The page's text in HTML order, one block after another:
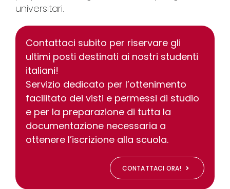
universitari.
Contattaci subito per riservare gli
ultimi posti destinati ai nostri studenti
italiani!
Servizio dedicato per l’ottenimento
facilitato dei visti e permessi di studio
e per la preparazione di tutta la
documentazione necessaria a
ottenere l’iscrizione alla scuola.
CONTATTACI ORA!